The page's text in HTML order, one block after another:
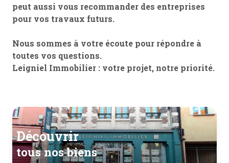
découvrir
tous nos biens
peut aussi vous recommander des entreprises
pour vos travaux futurs.
Nous sommes à votre écoute pour répondre à
toutes vos questions.
Leigniel Immobilier : votre projet, notre priorité.